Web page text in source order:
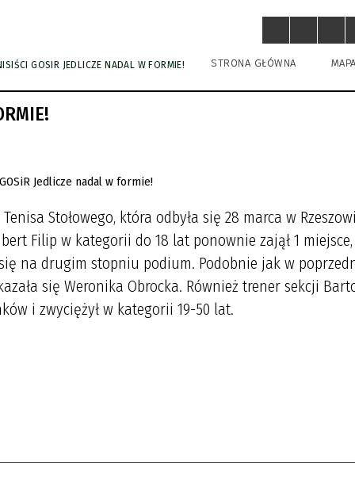
STRONA GŁÓWNA
GOSIR JEDLICZE NADAL W FORMIE!
Stołowego, która odbyła się 28 marca w
Filip w kategorii do 18 lat ponownie zajął 1
na drugim stopniu podium. Podobnie jak w
się Weronika Obrocka. Również trener sekcji
i zwyciężył w kategorii 19-50 lat.